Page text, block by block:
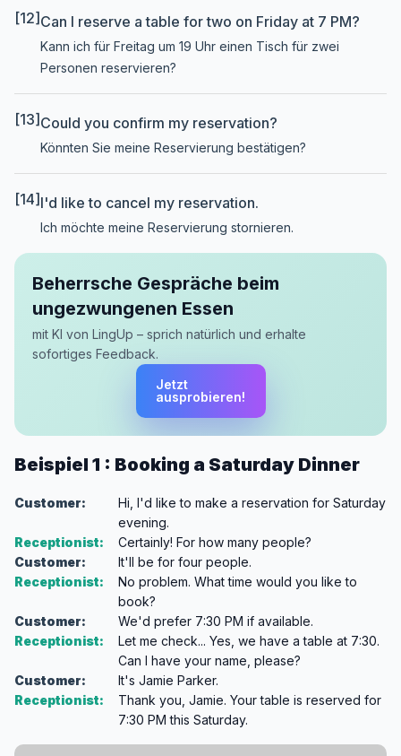
[12] Can I reserve a table for two on Friday at 7 PM?
Kann ich für Freitag um 19 Uhr einen Tisch für zwei
Personen reservieren?
[13] Could you confirm my reservation?
Könnten Sie meine Reservierung bestätigen?
[14] I'd like to cancel my reservation.
Ich möchte meine Reservierung stornieren.
Beherrsche Gespräche beim
ungezwungenen Essen
mit KI von LingUp – sprich natürlich und erhalte
sofortiges Feedback.
Jetzt
ausprobieren!
Beispiel 1 : Booking a Saturday Dinner
Customer:
Hi, I'd like to make a reservation for Saturday
evening.
Receptionist:
Certainly! For how many people?
Customer:
It'll be for four people.
Receptionist:
No problem. What time would you like to
book?
Customer:
We'd prefer 7:30 PM if available.
Receptionist:
Let me check... Yes, we have a table at 7:30.
Can I have your name, please?
Customer:
It's Jamie Parker.
Receptionist:
Thank you, Jamie. Your table is reserved for
7:30 PM this Saturday.